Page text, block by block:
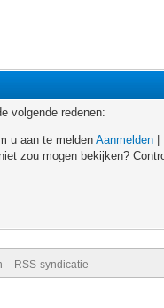
volgende redenen:
u aan te meldenAanmelden
zou mogen bekijken?
RSS-syndicatie